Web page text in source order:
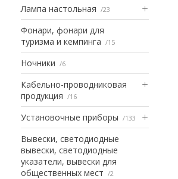
Лампа настольная 23
Фонари, фонари для
туризма и кемпинга
15
Ночники 6
Кабельно-проводниковая
продукция
16
Установочные приборы 133
Вывески, светодиодные
вывески, светодиодные
указатели, вывески для
общественных мест
2